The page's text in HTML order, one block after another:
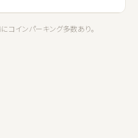
コインパーキング多数あり。